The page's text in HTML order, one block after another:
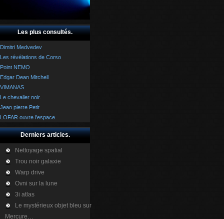
Les plus consultés.
Dimitri Medvedev
Les révélations de Corso
Point NEMO
Edgar Dean Mitchell
VIMANAS
Le chevalier noir.
Jean pierre Petit
LOFAR ouvre l'espace.
Derniers articles.
Nettoyage spatial
Trou noir galaxie
Warp drive
Ovni sur la lune
3i atlas
Le mystérieux objet bleu sur
Mercure…